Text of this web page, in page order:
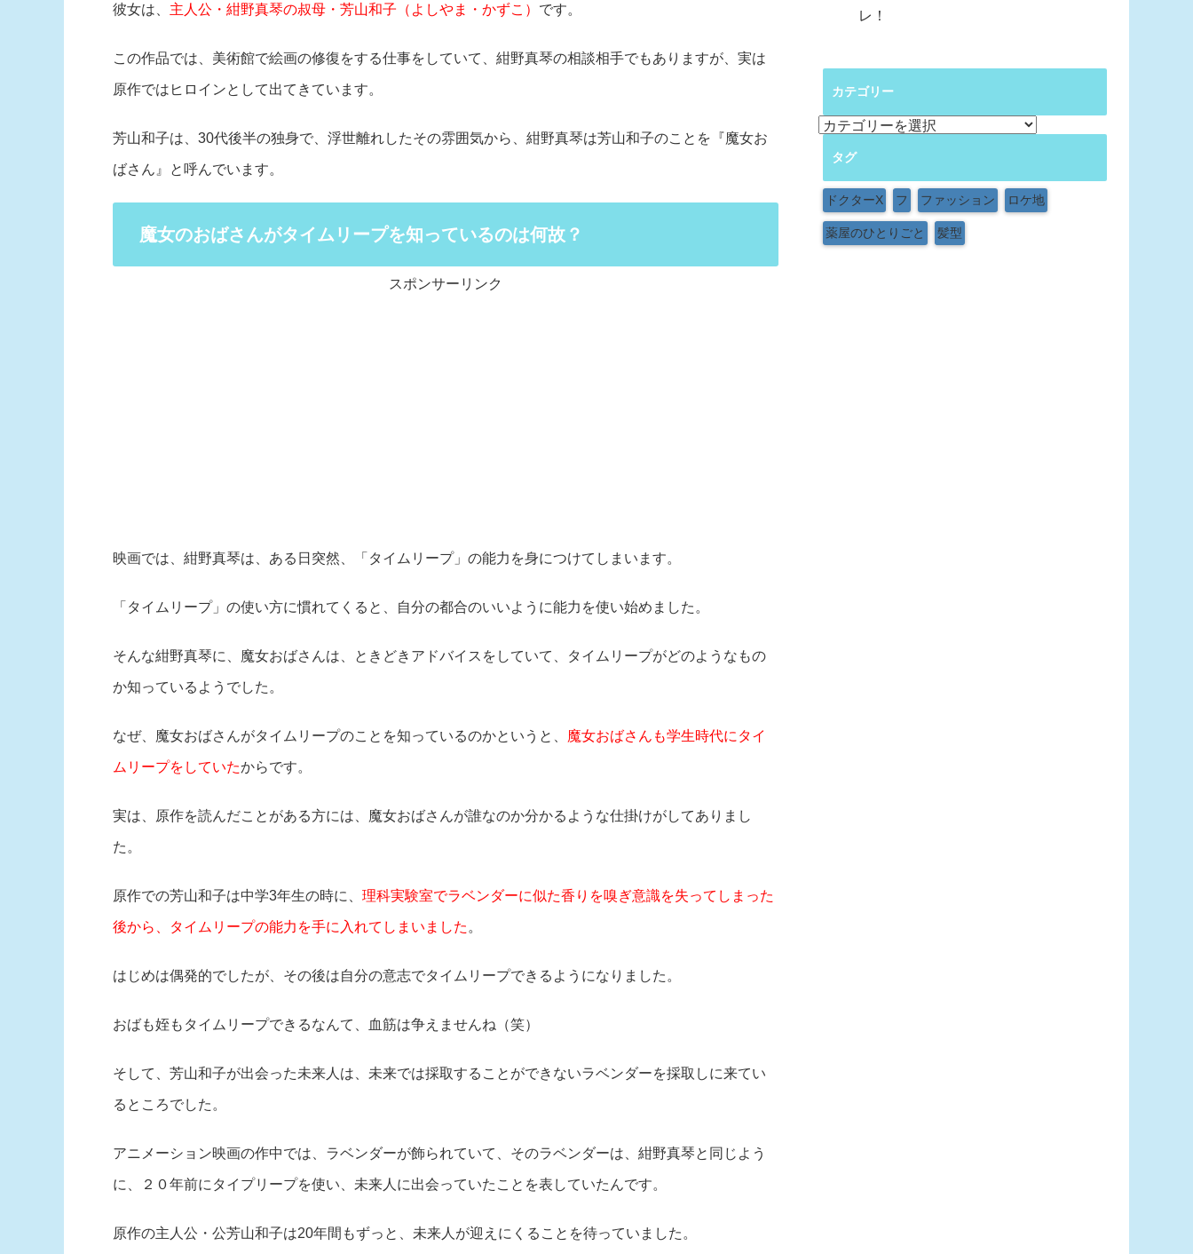
彼女は、 主人公・紺野真琴の叔母・芳山和子（よしやま・かずこ） です。
この作品では、美術館で絵画の修復をする仕事をしていて、紺野真琴の相談相手でもありますが、実は
原作ではヒロインとして出てきています。
芳山和子は、30代後半の独身で、浮世離れしたその雰囲気から、紺野真琴は芳山和子のことを『魔女お
ばさん』と呼んでいます。
魔女のおばさんがタイムリープを知っているのは何故？
スポンサーリンク
映画では、紺野真琴は、ある日突然、「タイムリープ」の能力を身につけてしまいます。
「タイムリープ」の使い方に慣れてくると、自分の都合のいいように能力を使い始めました。
そんな紺野真琴に、魔女おばさんは、ときどきアドバイスをしていて、タイムリープがどのようなもの
か知っているようでした。
なぜ、魔女おばさんがタイムリープのことを知っているのかというと、 魔女おばさんも学生時代にタイ
ムリープをしていたからです。
実は、原作を読んだことがある方には、魔女おばさんが誰なのか分かるような仕掛けがしてありまし
た。
原作での芳山和子は中学3年生の時に、 理科実験室でラベンダーに似た香りを嗅ぎ意識を失ってしまった
後から、タイムリープの能力を手に入れてしまいました 。
はじめは偶発的でしたが、その後は自分の意志でタイムリープできるようになりました。
おばも姪もタイムリープできるなんて、血筋は争えませんね（笑）
そして、芳山和子が出会った未来人は、未来では採取することができないラベンダーを採取しに来てい
るところでした。
アニメーション映画の作中では、ラベンダーが飾られていて、そのラベンダーは、紺野真琴と同じよう
に、２０年前にタイプリープを使い、未来人に出会っていたことを表していたんです。
原作の主人公・公芳山和子は20年間もずっと、未来人が迎えにくることを待っていました。
レ！
カテゴリー
カ
リ
ー
タグ
ドクターX フ ファッション ロケ地
薬屋のひとりごと 髪型